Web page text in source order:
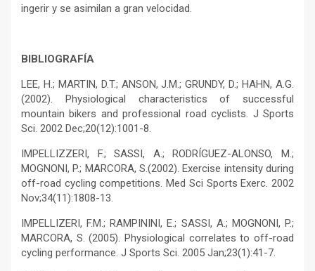
ingerir y se asimilan a gran velocidad.
BIBLIOGRAFÍA
LEE, H.; MARTIN, D.T.; ANSON, J.M.; GRUNDY, D.; HAHN, A.G.
(2002). Physiological characteristics of successful
mountain bikers and professional road cyclists. J Sports
Sci. 2002 Dec;20(12):1001-8.
IMPELLIZZERI, F.; SASSI, A.; RODRÍGUEZ-ALONSO, M.;
MOGNONI, P.; MARCORA, S.(2002). Exercise intensity during
off-road cycling competitions. Med Sci Sports Exerc. 2002
Nov;34(11):1808-13.
IMPELLIZERI, F.M.; RAMPININI, E.; SASSI, A.; MOGNONI, P.;
MARCORA, S. (2005). Physiological correlates to off-road
cycling performance. J Sports Sci. 2005 Jan;23(1):41-7.